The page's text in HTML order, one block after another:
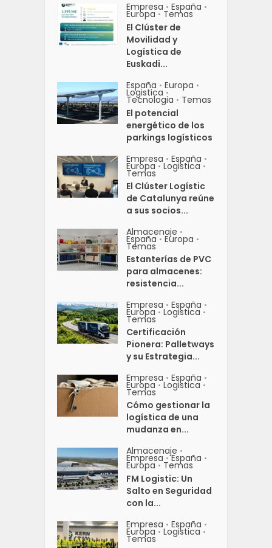
Empresa • España •
Europa • Temas
El Clúster de
Movilidad y
Logística de
Euskadi...
España • Europa •
Logistica •
Tecnologia • Temas
El potencial
energético de los
parkings logísticos
Empresa • España •
Europa • Logistica •
Temas
El Clúster Logístic
de Catalunya reúne
a sus socios...
Almacenaje •
España • Europa •
Temas
Estanterías de PVC
para almacenes:
resistencia...
Empresa • España •
Europa • Logistica •
Temas
Certificación
Pionera: Palletways
y su Estrategia...
Empresa • España •
Europa • Logistica •
Temas
Cómo gestionar la
logística de una
mudanza en...
Almacenaje •
Empresa • España •
Europa • Temas
FM Logistic: Un
Salto en Seguridad
con la...
Empresa • España •
Europa • Logistica •
Temas